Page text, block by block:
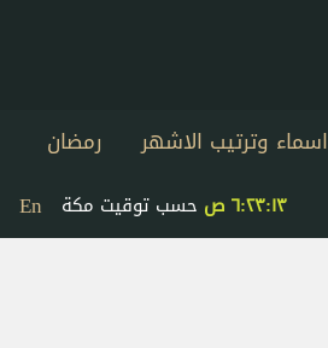
اسماء وترتيب الاشهر
رمضان
En ٦:٢٣:١٣ ص حسب توقيت مكة